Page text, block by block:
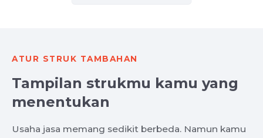
ATUR STRUK TAMBAHAN
Tampilan strukmu kamu yang
menentukan
Usaha jasa memang sedikit berbeda. Namun kamu